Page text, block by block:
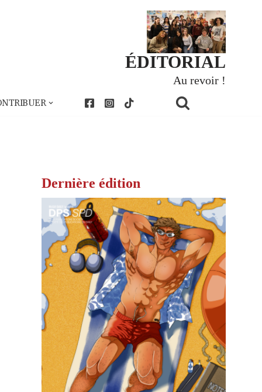
ÉDITORIAL
Au revoir !
Dernière édition